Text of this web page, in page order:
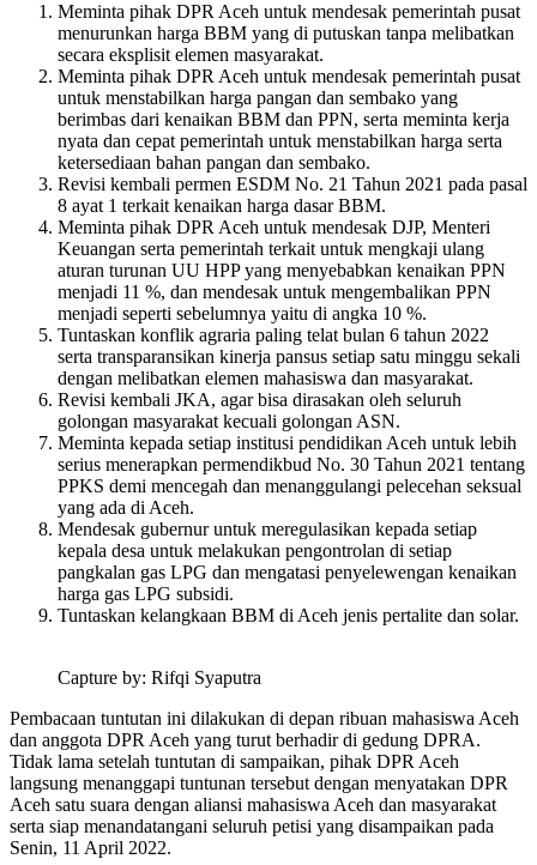
Meminta pihak DPR Aceh untuk mendesak pemerintah pusat
menurunkan harga BBM yang di putuskan tanpa melibatkan
secara eksplisit elemen masyarakat.
Meminta pihak DPR Aceh untuk mendesak pemerintah pusat
untuk menstabilkan harga pangan dan sembako yang
berimbas dari kenaikan BBM dan PPN, serta meminta kerja
nyata dan cepat pemerintah untuk menstabilkan harga serta
ketersediaan bahan pangan dan sembako.
Revisi kembali permen ESDM No. 21 Tahun 2021 pada pasal
8 ayat 1 terkait kenaikan harga dasar BBM.
Meminta pihak DPR Aceh untuk mendesak DJP, Menteri
Keuangan serta pemerintah terkait untuk mengkaji ulang
aturan turunan UU HPP yang menyebabkan kenaikan PPN
menjadi 11 %, dan mendesak untuk mengembalikan PPN
menjadi seperti sebelumnya yaitu di angka 10 %.
Tuntaskan konflik agraria paling telat bulan 6 tahun 2022
serta transparansikan kinerja pansus setiap satu minggu sekali
dengan melibatkan elemen mahasiswa dan masyarakat.
Revisi kembali JKA, agar bisa dirasakan oleh seluruh
golongan masyarakat kecuali golongan ASN.
Meminta kepada setiap institusi pendidikan Aceh untuk lebih
serius menerapkan permendikbud No. 30 Tahun 2021 tentang
PPKS demi mencegah dan menanggulangi pelecehan seksual
yang ada di Aceh.
Mendesak gubernur untuk meregulasikan kepada setiap
kepala desa untuk melakukan pengontrolan di setiap
pangkalan gas LPG dan mengatasi penyelewengan kenaikan
harga gas LPG subsidi.
Tuntaskan kelangkaan BBM di Aceh jenis pertalite dan solar.
Capture by: Rifqi Syaputra
Pembacaan tuntutan ini dilakukan di depan ribuan mahasiswa Aceh
dan anggota DPR Aceh yang turut berhadir di gedung DPRA.
Tidak lama setelah tuntutan di sampaikan, pihak DPR Aceh
langsung menanggapi tuntunan tersebut dengan menyatakan DPR
Aceh satu suara dengan aliansi mahasiswa Aceh dan masyarakat
serta siap menandatangani seluruh petisi yang disampaikan pada
Senin, 11 April 2022.